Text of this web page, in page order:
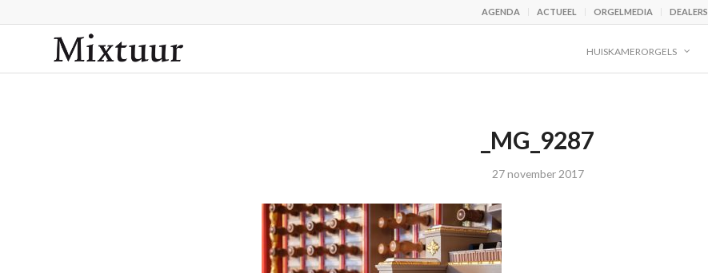
AGENDA ACTUEEL ORGELMEDIA DEALERS
HUISKAMERORGELS
_MG_9287
27 november 2017